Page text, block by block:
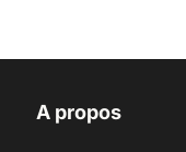
A propos